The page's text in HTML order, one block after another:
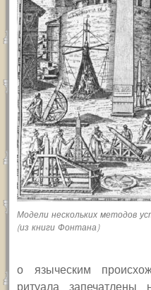
Модели нескольких методов
(из книги Фонтана)
о языческим
ритуала запечатлены